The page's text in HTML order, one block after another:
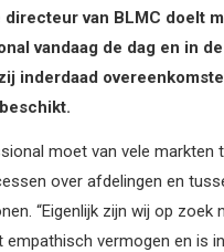
visie
van BLMC doelt
vandaag de dag en in
inderdaad
moet van vele
over afdelingen en
“Eigenlijk zijn wij op zoek
empathisch vermogen en is